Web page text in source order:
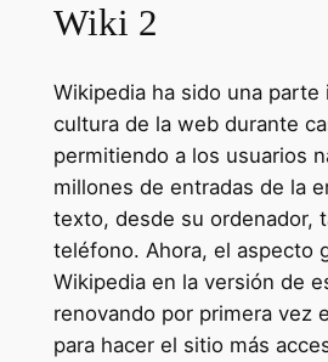
Wiki 2
Wikipedia ha sido una parte
cultura de la web durante
permitiendo a los usuarios
millones de entradas de la
texto, desde su ordenador,
teléfono. Ahora, el aspecto
Wikipedia en la versión de
renovando por primera vez
para hacer el sitio más